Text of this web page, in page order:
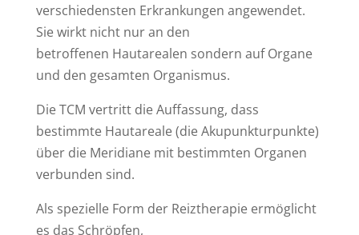
verschiedensten Erkrankungen angewendet.
Sie wirkt nicht nur an den
betroffenen Hautarealen sondern auf Organe
und den gesamten Organismus.
Die TCM vertritt die Auffassung, dass
bestimmte Hautareale (die Akupunkturpunkte)
über die Meridiane mit bestimmten Organen
verbunden sind.
Als spezielle Form der Reiztherapie ermöglicht
es das Schröpfen,